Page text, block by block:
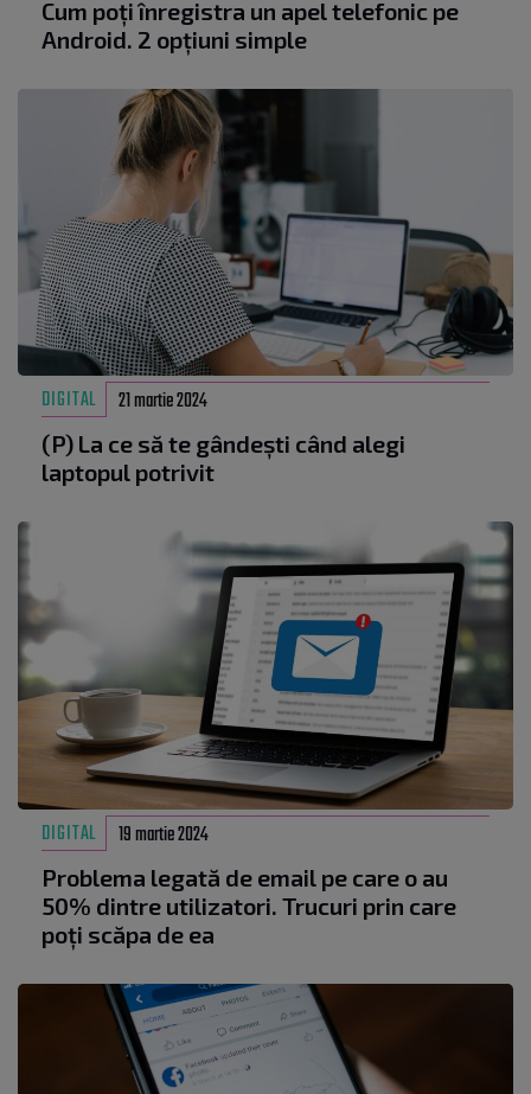
Cum poți înregistra un apel telefonic pe
Android. 2 opțiuni simple
DIGITAL 21 martie 2024
(P) La ce să te gândești când alegi
laptopul potrivit
DIGITAL 19 martie 2024
Problema legată de email pe care o au
50% dintre utilizatori. Trucuri prin care
poți scăpa de ea